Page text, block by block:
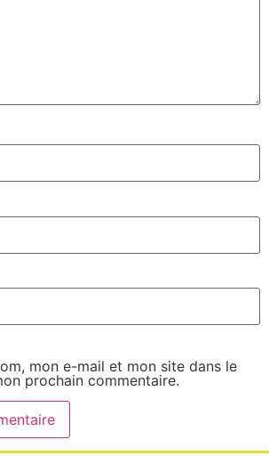
mon e-mail et mon site dans le
prochain commentaire.